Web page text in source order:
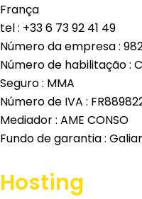
França
tel : +33 6 73 92 41 49
Número da empresa :
Número de habilitação :
Seguro : MMA
Número de IVA :
Mediador : AME CONSO
Fundo de garantia :
Hosting